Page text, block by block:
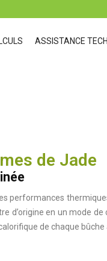
ASSISTANCE TECH.
de Jade
performances
d’origine en un mode
de chaque